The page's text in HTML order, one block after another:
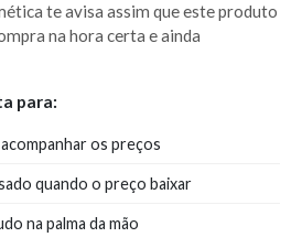
te avisa assim que este produto
na hora certa e ainda
para:
os preços
quando o preço baixar
na palma da mão